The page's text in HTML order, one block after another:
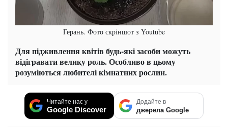
Герань. Фото скріншот з Youtube
Для підживлення квітів будь-які засоби можуть
відігравати велику роль. Особливо в цьому
розуміються любителі кімнатних рослин.
Читайте нас у
Google Discover
Додайте в
джерела Google